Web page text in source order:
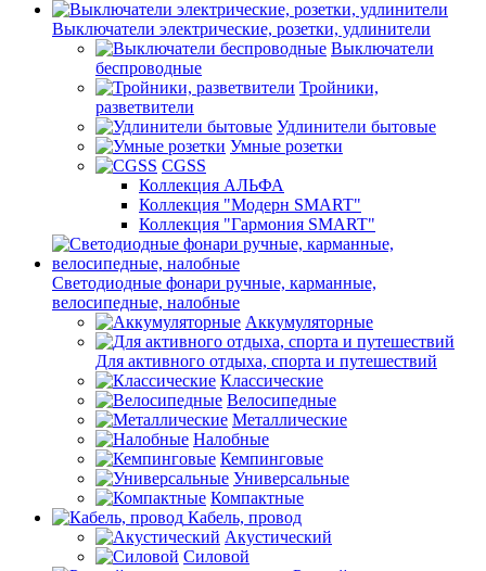
Выключатели электрические, розетки, удлинители
Выключатели
беспроводные
Тройники,
разветвители
Удлинители бытовые
Умные розетки
CGSS
Коллекция АЛЬФА
Коллекция "Модерн SMART"
Коллекция "Гармония SMART"
Светодиодные фонари ручные, карманные,
велосипедные, налобные
Аккумуляторные
Для активного отдыха, спорта и путешествий
Классические
Велосипедные
Металлические
Налобные
Кемпинговые
Универсальные
Компактные
Кабель, провод
Акустический
Силовой